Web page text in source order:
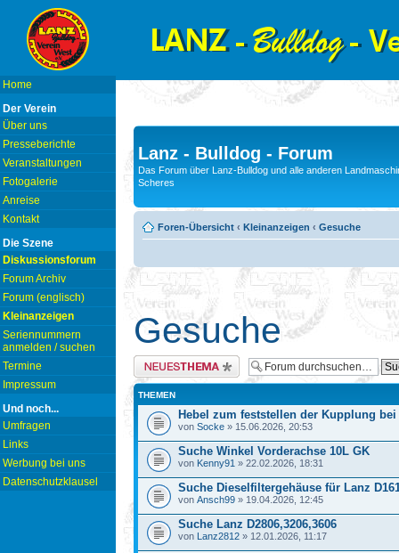
Home
Der Verein
Über uns
Presseberichte
Veranstaltungen
Fotogalerie
Anreise
Kontakt
Die Szene
Diskussionsforum
Forum Archiv
Forum (englisch)
Kleinanzeigen
Seriennummern
anmelden / suchen
Termine
Impressum
Und noch...
Umfragen
Links
Werbung bei uns
Datenschutzklausel
Lanz - Bulldog - Forum
Das Forum über Lanz-Bulldog und alle anderen
Scheres
Foren-Übersicht ‹ Kleinanzeigen ‹ Gesuche
Gesuche
Neues Thema erstellen
THEMEN
Hebel zum feststellen der Kupplung
von Socke » 15.06.2026, 20:53
Suche Winkel Vorderachse 10L GK
von Kenny91 » 22.02.2026, 18:31
Suche Dieselfiltergehäuse für Lanz
von Ansch99 » 19.04.2026, 12:45
Suche Lanz D2806,3206,3606
von Lanz2812 » 12.01.2026, 11:17